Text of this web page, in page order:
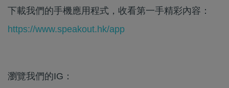
下載我們的手機應用程式，收看第一手精彩內容：
https://www.speakout.hk/app
瀏覽我們的IG：